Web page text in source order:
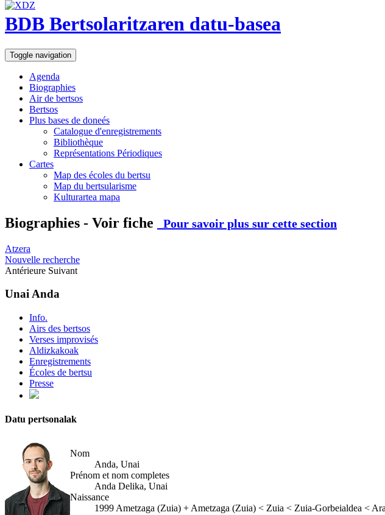
BDB Bertsolaritzaren datu-basea
Toggle navigation
Agenda
Biographies
Air de bertsos
Bertsos
Plus bases de doneés
Catalogue d'enregistrements
Bibliothèque
Représentations Périodiques
Cartes
Map des écoles du bertsu
Map du bertsularisme
Kulturartea mapa
Biographies - Voir fiche Pour savoir plus sur cette section
Atzera
Nouvelle recherche
Antérieure Suivant
Unai Anda
Info.
Airs des bertsos
Verses improvisés
Aldizkakoak
Enregistrements
Écoles de bertsu
Presse
Datu pertsonalak
Nom
Anda, Unai
Prénom et nom completes
Anda Delika, Unai
Naissance
1999 Ametzaga (Zuia) + Ametzaga (Zuia) < Zuia < Zuia-Gorbeialdea <